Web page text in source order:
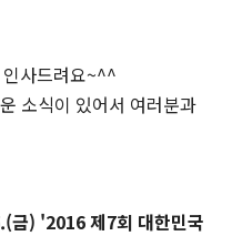
사드려요~^^
소식이 있어서 여러분과
금) '2016 제7회 대한민국